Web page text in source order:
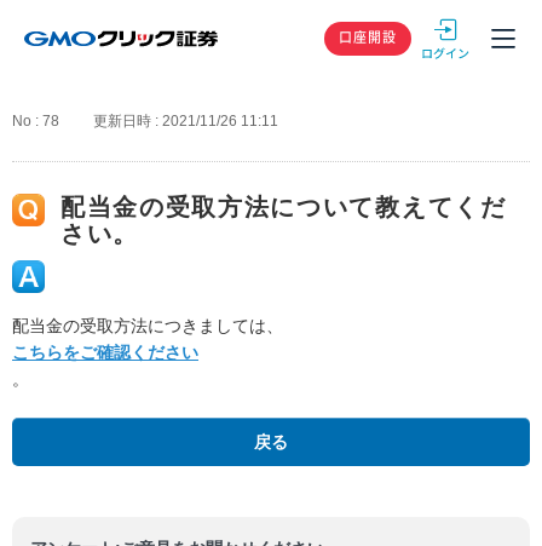
GMOクリック
口座開設
No : 78 更新日時 : 2021/11/26 11:11
配当金の受取方法について教えてくだ
さい。
配当金の受取方法につきましては、
こちらをご確認ください
。
戻る